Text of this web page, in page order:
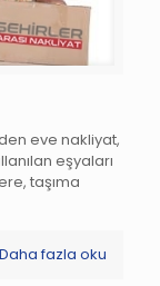
eve nakliyat,
eşyaları
taşıma
Daha fazla oku